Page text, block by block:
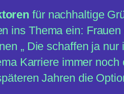
für nachhaltige
ins Thema ein:
„ Die schaffen ja nur
Karriere immer noch
Jahren die